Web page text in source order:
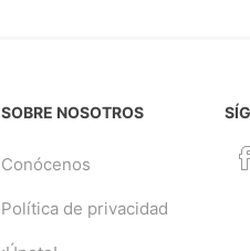
SOBRE NOSOTROS
Conócenos
Política de privacidad